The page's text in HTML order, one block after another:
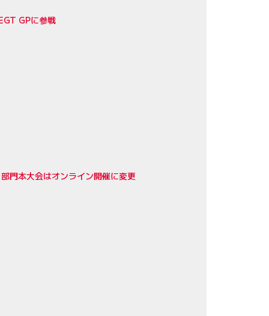
GPに参戦
門本大会はオンライン開催に変更